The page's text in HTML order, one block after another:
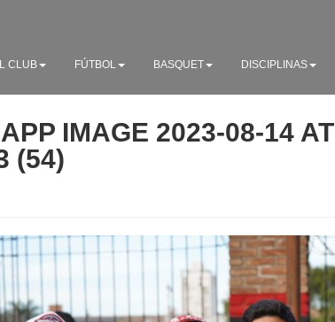
CLUB FÚTBOL BASQUET DISCIPLINAS
IMAGE 2023-08-14 AT
(54)